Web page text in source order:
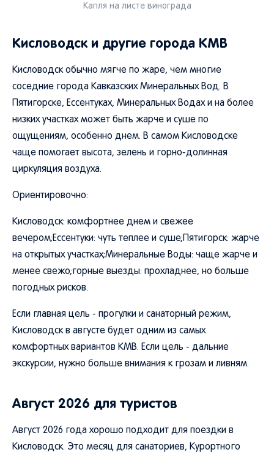
Капля на листе винограда
Кисловодск и другие города КМВ
Кисловодск обычно мягче по жаре, чем многие
соседние города Кавказских Минеральных Вод. В
Пятигорске, Ессентуках, Минеральных Водах и на более
низких участках может быть жарче и суше по
ощущениям, особенно днем. В самом Кисловодске
чаще помогает высота, зелень и горно-долинная
циркуляция воздуха.
Ориентировочно:
Кисловодск: комфортнее днем и свежее
вечером;Ессентуки: чуть теплее и суше;Пятигорск: жарче
на открытых участках;Минеральные Воды: чаще жарче и
менее свежо;горные выезды: прохладнее, но больше
погодных рисков.
Если главная цель - прогулки и санаторный режим,
Кисловодск в августе будет одним из самых
комфортных вариантов КМВ. Если цель - дальние
экскурсии, нужно больше внимания к грозам и ливням.
Август 2026 для туристов
Август 2026 года хорошо подходит для поездки в
Кисловодск. Это месяц для санаториев, Курортного